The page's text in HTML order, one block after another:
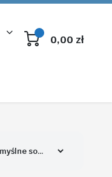
0,00 zł